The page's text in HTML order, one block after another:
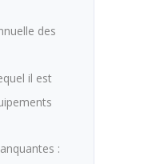
des
il est
: